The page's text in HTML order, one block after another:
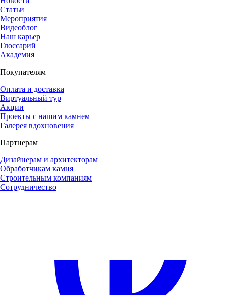
Статьи
Мероприятия
Видеоблог
Наш карьер
Глоссарий
Академия
Покупателям
Оплата и доставка
Виртуальный тур
Акции
Проекты с нашим камнем
Галерея вдохновения
Партнерам
Дизайнерам и архитекторам
Обработчикам камня
Строительным компаниям
Сотрудничество